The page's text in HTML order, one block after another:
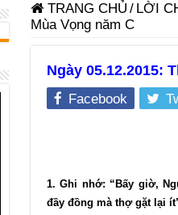
TRANG CHỦ / LỜI
Mùa Vọng năm C
Ngày 05.12.2015:
Facebook
1. Ghi nhớ: “Bấy giờ,
đầy đồng mà thợ gặt lại